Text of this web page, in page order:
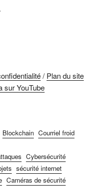
/ Plan du site
sur YouTube
Blockchain Courriel froid
Cybersécurité
sécurité internet
Caméras de sécurité